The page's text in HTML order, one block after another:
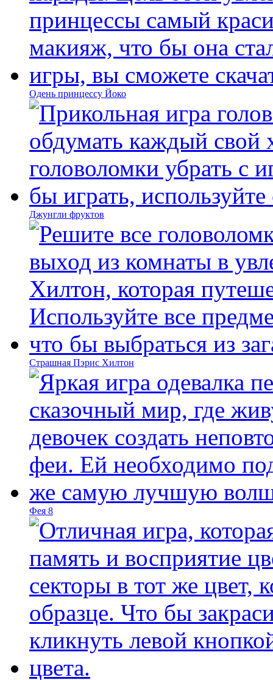
Одень принцессу Йоко
Джунгли фруктов
Страшная Пэрис Хилтон
Фея 8